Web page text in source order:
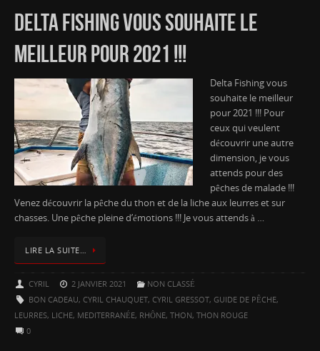
DELTA FISHING VOUS SOUHAITE LE
MEILLEUR POUR 2021 !!!
Delta Fishing vous
souhaite le meilleur
pour 2021 !!! Pour
ceux qui veulent
découvrir une autre
dimension, je vous
attends pour des
pêches de malade !!!
Venez découvrir la pêche du thon et de la liche aux leurres et sur
chasses. Une pêche pleine d’émotions !!! Je vous attends à …
LIRE LA SUITE…
CYRIL 2 JANVIER 2021
NON CLASSÉ
BON CADEAU, CYRIL CHAUQUET, CYRIL GRESSOT, GUIDE DE PÊCHE,
LEURRES, LICHE, MEDITERRANÉE, RHÔNE, THON, THON ROUGE
0